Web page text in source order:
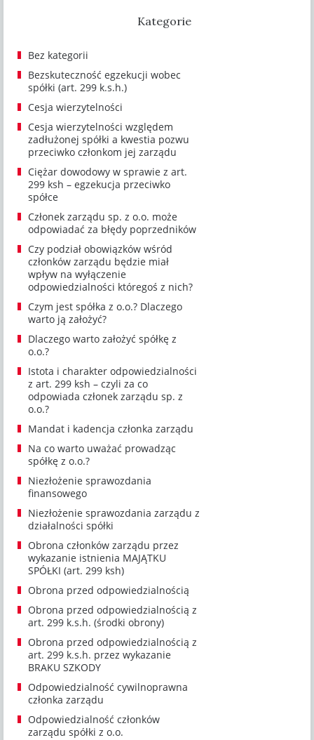
Kategorie
Bez kategorii
Bezskuteczność egzekucji wobec
spółki (art. 299 k.s.h.)
Cesja wierzytelności
Cesja wierzytelności względem
zadłużonej spółki a kwestia pozwu
przeciwko członkom jej zarządu
Ciężar dowodowy w sprawie z art.
299 ksh – egzekucja przeciwko
spółce
Członek zarządu sp. z o.o. może
odpowiadać za błędy poprzedników
Czy podział obowiązków wśród
członków zarządu będzie miał
wpływ na wyłączenie
odpowiedzialności któregoś z nich?
Czym jest spółka z o.o.? Dlaczego
warto ją założyć?
Dlaczego warto założyć spółkę z
o.o.?
Istota i charakter odpowiedzialności
z art. 299 ksh – czyli za co
odpowiada członek zarządu sp. z
o.o.?
Mandat i kadencja członka zarządu
Na co warto uważać prowadząc
spółkę z o.o.?
Niezłożenie sprawozdania
finansowego
Niezłożenie sprawozdania zarządu z
działalności spółki
Obrona członków zarządu przez
wykazanie istnienia MAJĄTKU
SPÓŁKI (art. 299 ksh)
Obrona przed odpowiedzialnością
Obrona przed odpowiedzialnością z
art. 299 k.s.h. (środki obrony)
Obrona przed odpowiedzialnością z
art. 299 k.s.h. przez wykazanie
BRAKU SZKODY
Odpowiedzialność cywilnoprawna
członka zarządu
Odpowiedzialność członków
zarządu spółki z o.o.